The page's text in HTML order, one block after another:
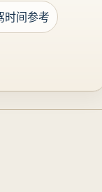
时间参考